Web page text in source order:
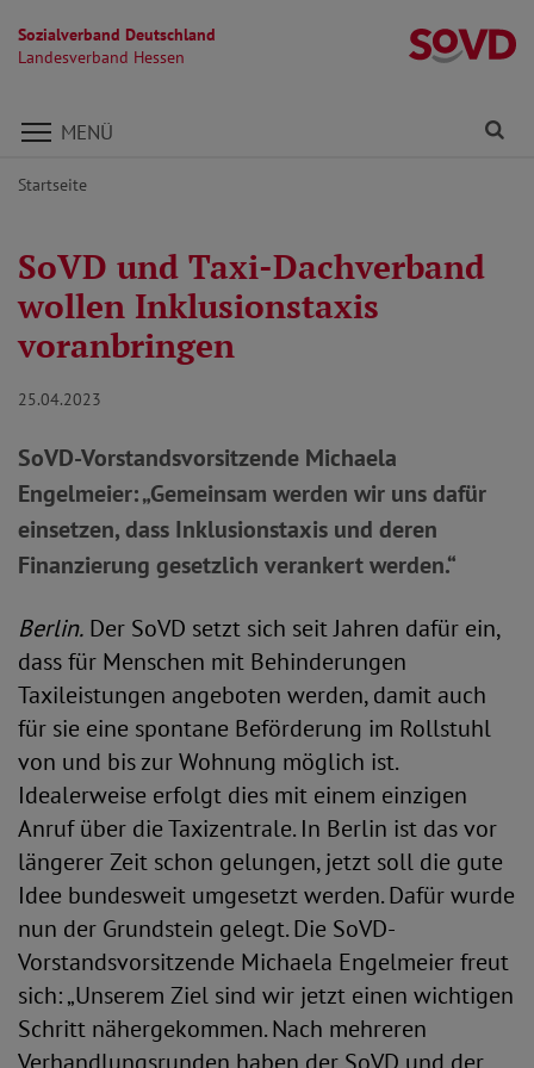
Sozialverband Deutschland
Landesverband Hessen
Direkt zu den Inhalten springen
MENÜ
Startseite
SoVD und Taxi-Dachverband
wollen Inklusionstaxis
voranbringen
25.04.2023
SoVD-Vorstandsvorsitzende Michaela
Engelmeier: „Gemeinsam werden wir uns dafür
einsetzen, dass Inklusionstaxis und deren
Finanzierung gesetzlich verankert werden.“
Berlin. Der SoVD setzt sich seit Jahren dafür ein,
dass für Menschen mit Behinderungen
Taxileistungen angeboten werden, damit auch
für sie eine spontane Beförderung im Rollstuhl
von und bis zur Wohnung möglich ist.
Idealerweise erfolgt dies mit einem einzigen
Anruf über die Taxizentrale. In Berlin ist das vor
längerer Zeit schon gelungen, jetzt soll die gute
Idee bundesweit umgesetzt werden. Dafür wurde
nun der Grundstein gelegt. Die SoVD-
Vorstandsvorsitzende Michaela Engelmeier freut
sich: „Unserem Ziel sind wir jetzt einen wichtigen
Schritt nähergekommen. Nach mehreren